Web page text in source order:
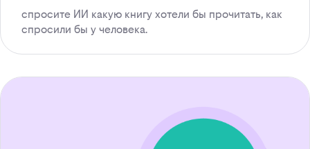
спросите ИИ какую книгу хотели бы прочитать, как
спросили бы у человека.